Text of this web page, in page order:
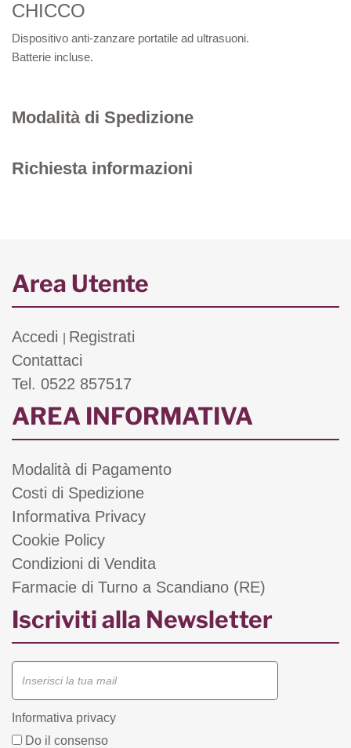
CHICCO
Dispositivo anti-zanzare portatile ad ultrasuoni.
Batterie incluse.
Modalità di Spedizione
Richiesta informazioni
Area Utente
Accedi
Registrati
Contattaci
Tel. 0522 857517
AREA INFORMATIVA
Modalità di Pagamento
Costi di Spedizione
Informativa Privacy
Cookie Policy
Condizioni di Vendita
Farmacie di Turno a Scandiano (RE)
Iscriviti alla Newsletter
Informativa privacy
Do il consenso